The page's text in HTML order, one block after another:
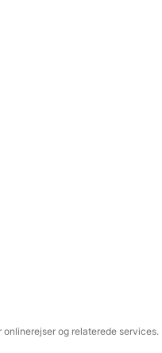
og relaterede services.